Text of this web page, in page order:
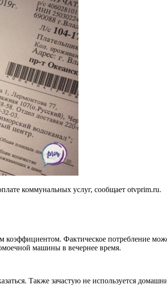
коммунальных услуг, сообщает otvprim.ru.
Фактическое потребление
машины в вечернее время.
Также зачастую не используется